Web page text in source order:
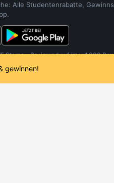
gewinnen!
Alle Studentenrabatte,
- Basierend auf über 1.000